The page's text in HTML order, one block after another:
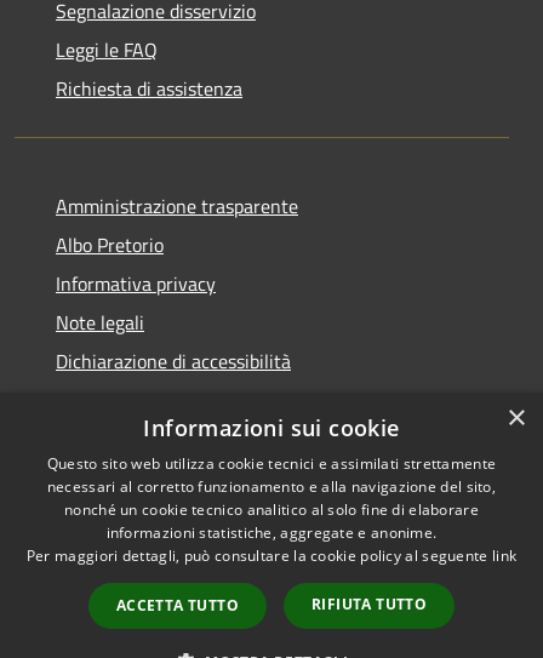
Segnalazione disservizio
Leggi le FAQ
Richiesta di assistenza
Amministrazione trasparente
Albo Pretorio
Informativa privacy
Note legali
Dichiarazione di accessibilità
RSS
Accessibilità
Cookie
Mappa del sito
Segnalazioni di non
Copyright © 2026 • Comune di
Veduggio con Colzano •
Powered byMunicipium
Accesso redazione
×
Informazioni sui cookie
Questo sito web utilizza cookie tecnici e assimilati strettamente
necessari al corretto funzionamento e alla navigazione del sito,
nonché un cookie tecnico analitico al solo fine di elaborare
informazioni statistiche, aggregate e anonime.
Per maggiori dettagli, può consultare la cookie policy al seguente link
ACCETTA TUTTO RIFIUTA TUTTO